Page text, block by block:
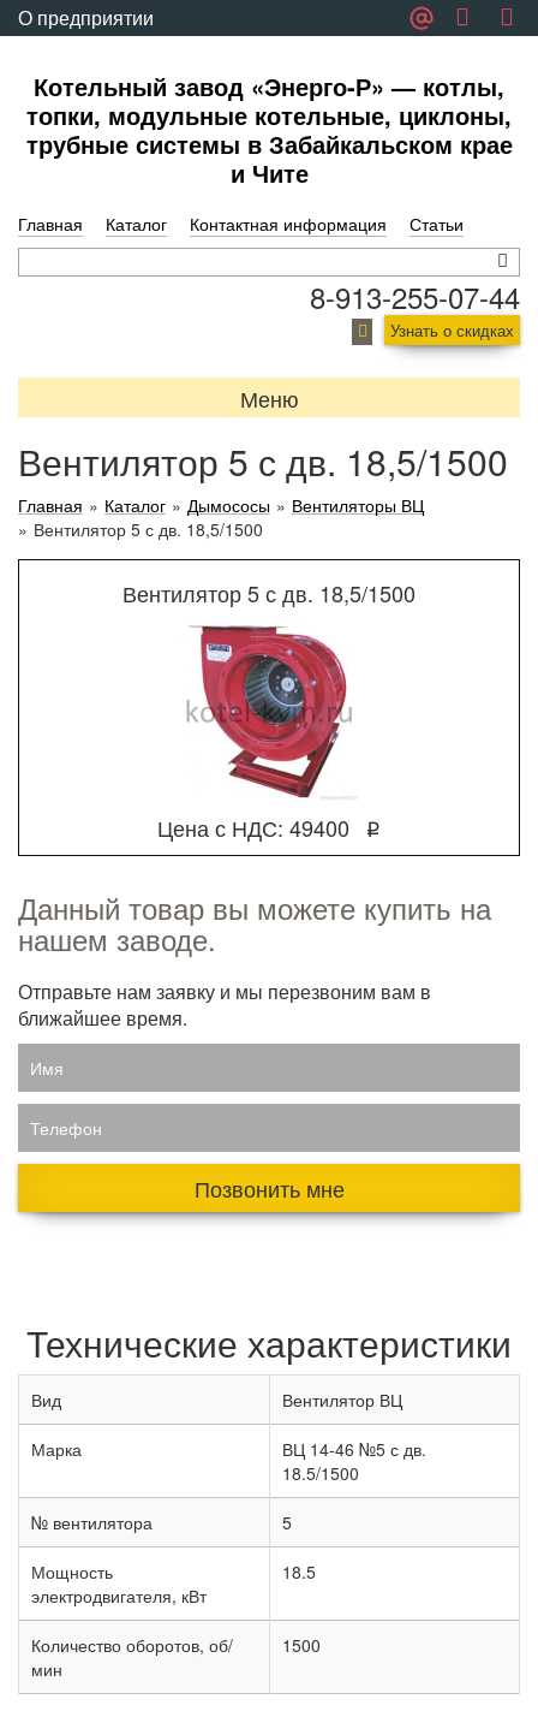
О предприятии
Котельный завод «Энерго-Р» — котлы,
топки, модульные котельные, циклоны,
трубные системы в Забайкальском крае
и Чите
Главная Каталог Контактная информация Статьи
8-913-255-07-44
Узнать о скидках
Меню
Вентилятор 5 с дв. 18,5/1500
Главная » Каталог » Дымососы » Вентиляторы ВЦ
» Вентилятор 5 с дв. 18,5/1500
Вентилятор 5 с дв. 18,5/1500
Цена с НДС: 49400 q
Данный товар вы можете купить на
нашем заводе.
Отправьте нам заявку и мы перезвоним вам в
ближайшее время.
Имя
Телефон
Позвонить мне
Технические характеристики
Вид Вентилятор ВЦ
Марка
ВЦ 14-46 №5 с дв.
18.5/1500
№ вентилятора 5
Мощность
электродвигателя, кВт
18.5
Количество оборотов, об/
мин
1500